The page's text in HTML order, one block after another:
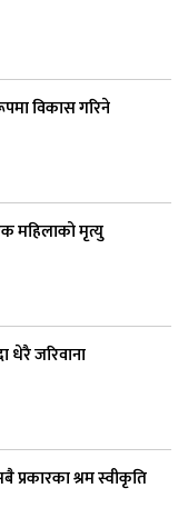
विकास गरिने
महिलाको मृत्यु
धेरै जरिवाना
प्रकारका श्रम स्वीकृति